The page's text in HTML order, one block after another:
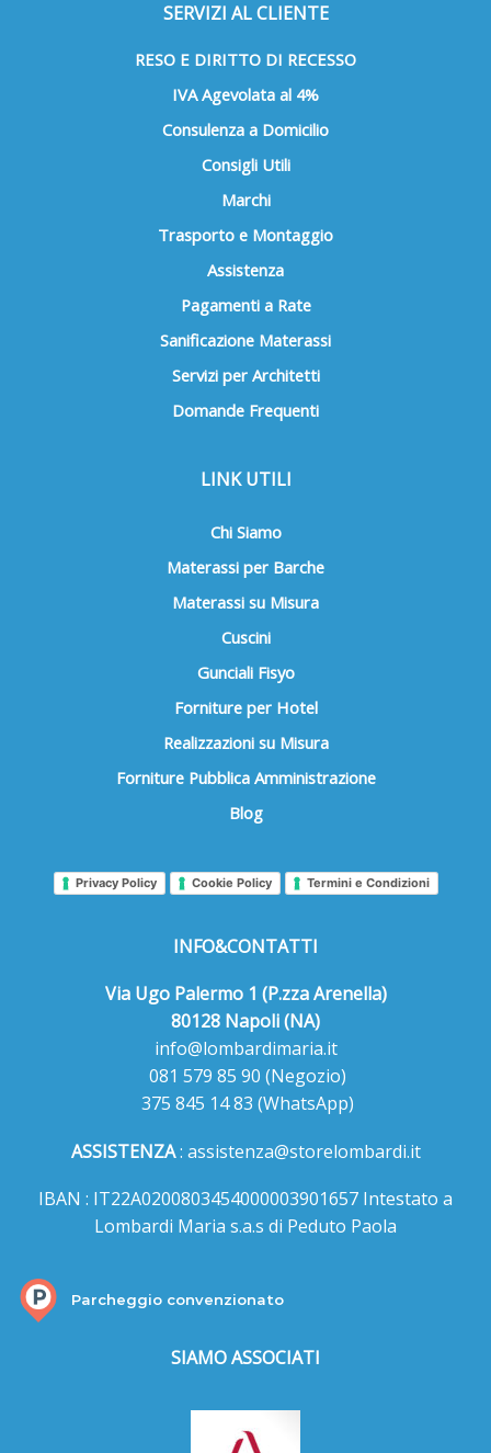
SERVIZI AL CLIENTE
RESO E DIRITTO DI RECESSO
IVA Agevolata al 4%
Consulenza a Domicilio
Consigli Utili
Marchi
Trasporto e Montaggio
Assistenza
Pagamenti a Rate
Sanificazione Materassi
Servizi per Architetti
Domande Frequenti
LINK UTILI
Chi Siamo
Materassi per Barche
Materassi su Misura
Cuscini
Gunciali Fisyo
Forniture per Hotel
Realizzazioni su Misura
Forniture Pubblica Amministrazione
Blog
Privacy Policy Cookie Policy Termini e Condizioni
INFO&CONTATTI
Via Ugo Palermo 1 (P.zza Arenella)
80128 Napoli (NA)
info@lombardimaria.it
081 579 85 90 (Negozio)
375 845 14 83 (WhatsApp)
ASSISTENZA: assistenza@storelombardi.it
IBAN : IT22A0200803454000003901657 Intestato a
Lombardi Maria s.a.s di Peduto Paola
Parcheggio convenzionato
SIAMO ASSOCIATI